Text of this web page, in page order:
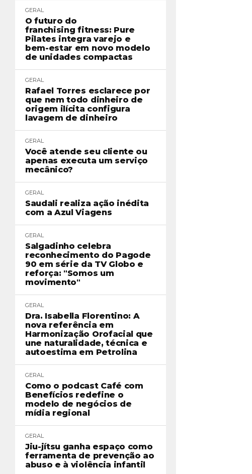
GERAL
O futuro do
franchising fitness: Pure
Pilates integra varejo e
bem-estar em novo modelo
de unidades compactas
GERAL
Rafael Torres esclarece por
que nem todo dinheiro de
origem ilícita configura
lavagem de dinheiro
GERAL
Você atende seu cliente ou
apenas executa um serviço
mecânico?
GERAL
Saudali realiza ação inédita
com a Azul Viagens
GERAL
Salgadinho celebra
reconhecimento do Pagode
90 em série da TV Globo e
reforça: "Somos um
movimento"
GERAL
Dra. Isabella Florentino: A
nova referência em
Harmonização Orofacial que
une naturalidade, técnica e
autoestima em Petrolina
GERAL
Como o podcast Café com
Benefícios redefine o
modelo de negócios de
mídia regional
GERAL
Jiu-jítsu ganha espaço como
ferramenta de prevenção ao
abuso e à violência infantil